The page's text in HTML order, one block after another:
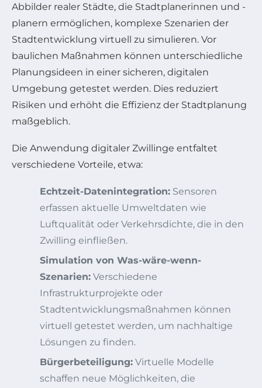
Abbilder realer Städte, die Stadtplanerinnen und -
planern ermöglichen, komplexe Szenarien der
Stadtentwicklung virtuell zu simulieren. Vor
baulichen Maßnahmen können unterschiedliche
Planungsideen in einer sicheren, digitalen
Umgebung getestet werden. Dies reduziert
Risiken und erhöht die Effizienz der Stadtplanung
maßgeblich.
Die Anwendung digitaler Zwillinge entfaltet
verschiedene Vorteile, etwa:
Echtzeit-Datenintegration: Sensoren
erfassen aktuelle Umweltdaten wie
Luftqualität oder Verkehrsdichte, die in den
Zwilling einfließen.
Simulation von Was-wäre-wenn-
Szenarien: Verschiedene
Infrastrukturprojekte oder
Stadtentwicklungsmaßnahmen können
virtuell getestet werden, um nachhaltige
Lösungen zu finden.
Bürgerbeteiligung: Virtuelle Modelle
schaffen neue Möglichkeiten, die